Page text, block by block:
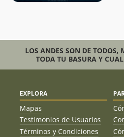
LOS ANDES SON DE
TODA TU BASURA Y
EXPLORA
Mapas
Testimonios de Usuarios
Términos y Condiciones